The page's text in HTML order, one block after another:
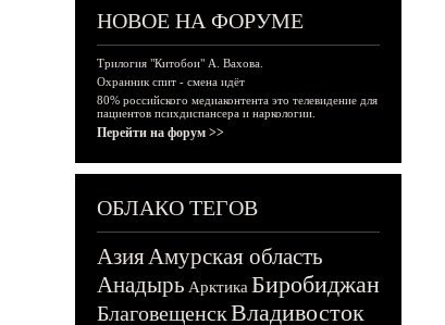
НОВОЕ НА ФОРУМЕ
Трилогия "Китобои" А. Вахова.
Охранник спит - смена идёт
80% российского медиаконтента это телевидение для
пациентов психдиспансера и наркологии.
Перейти на форум >>
ОБЛАКО ТЕГОВ
АзияАмурская область
Анадырь Арктика Биробиджан
БлаговещенскВладивосток